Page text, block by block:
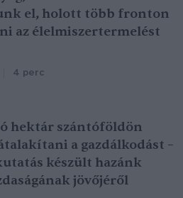
el, holott több fronton
az élelmiszertermelést
4 perc
hektár szántóföldön
a gazdálkodást –
készült hazánk
jövőjéről